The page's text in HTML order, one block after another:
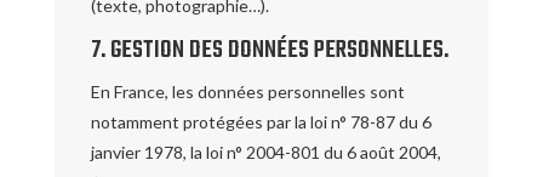
(texte, photographie…).
7. GESTION DES DONNÉES PERSONNELLES.
En France, les données personnelles sont
notamment protégées par la loi n° 78-87 du 6
janvier 1978, la loi n° 2004-801 du 6 août 2004,